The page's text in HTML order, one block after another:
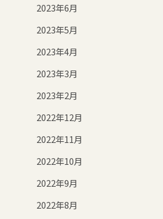
2023年6月
2023年5月
2023年4月
2023年3月
2023年2月
2022年12月
2022年11月
2022年10月
2022年9月
2022年8月